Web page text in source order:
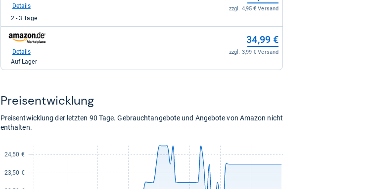
Limango
23,99
kaufen.
zzgl. 4,95 € Versand
Details
2 - 3 Tage
zum
Shop:
für
34,99 €
zzgl. 3,99 € Versand
Details
Auf Lager
Preis­ent­wick­lung
Preisentwicklung der letzten 90 Tage. Gebrauchtangebote und Angebote von Amazon nicht
enthalten.